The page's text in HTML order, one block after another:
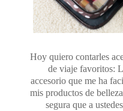
Hoy quiero contarles
de viaje favoritos:
accesorio que me ha
mis productos de
segura que a